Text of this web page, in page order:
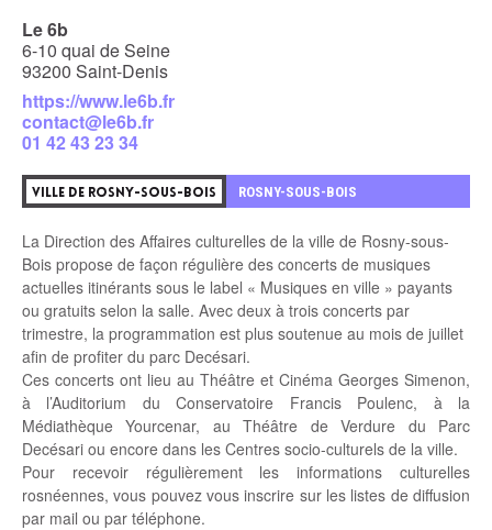
Le 6b
6-10 quai de Seine
93200 Saint-Denis
https://www.le6b.fr
contact@le6b.fr
01 42 43 23 34
VILLE DE ROSNY-SOUS-BOIS ROSNY-SOUS-BOIS
La Direction des Affaires culturelles de la ville de Rosny-sous-
Bois propose de façon régulière des concerts de musiques
actuelles itinérants sous le label « Musiques en ville » payants
ou gratuits selon la salle. Avec deux à trois concerts par
trimestre, la programmation est plus soutenue au mois de juillet
afin de profiter du parc Decésari.
Ces concerts ont lieu au Théâtre et Cinéma Georges Simenon,
à l’Auditorium du Conservatoire Francis Poulenc, à la
Médiathèque Yourcenar, au Théâtre de Verdure du Parc
Decésari ou encore dans les Centres socio-culturels de la ville.
Pour recevoir régulièrement les informations culturelles
rosnéennes, vous pouvez vous inscrire sur les listes de diffusion
par mail ou par téléphone.